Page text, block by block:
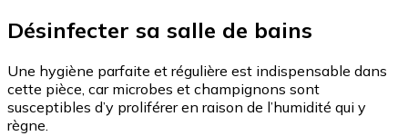
Désinfecter sa salle de bains
Une hygiène parfaite et régulière est indispensable dans
cette pièce, car microbes et champignons sont
susceptibles d’y proliférer en raison de l’humidité qui y
règne.